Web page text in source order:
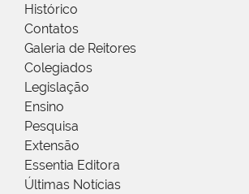
Histórico
Contatos
Galeria de Reitores
Colegiados
Legislação
Ensino
Pesquisa
Extensão
Essentia Editora
Últimas Notícias